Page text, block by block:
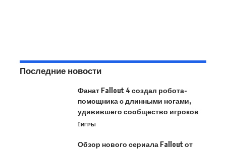
Последние новости
Фанат Fallout 4 создал робота-
помощника с длинными ногами,
удивившего сообщество игроков
ИГРЫ
Обзор нового сериала Fallout от